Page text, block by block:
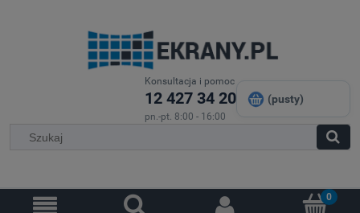
Konsultacja i pomoc
12 427 34 20
pn.-pt. 8:00 - 16:00
(pusty)